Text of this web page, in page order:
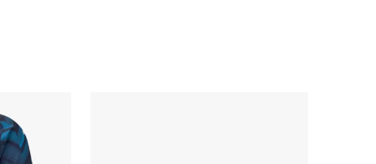
du produit
options peuvent être choisies sur la page du produit